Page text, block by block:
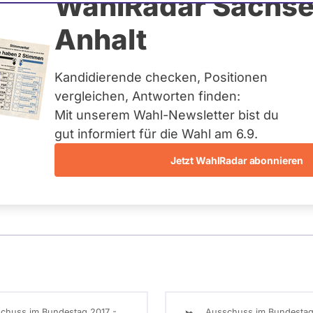
Anhalt
Kandidierende checken, Positionen
vergleichen, Antworten finden:
Mit unserem Wahl-Newsletter bist du
gut informiert für die Wahl am 6.9.
Jetzt WahlRadar abonnieren
und kein zukünftiges
auf Landes-, Bundes-
über eine
erfasst.